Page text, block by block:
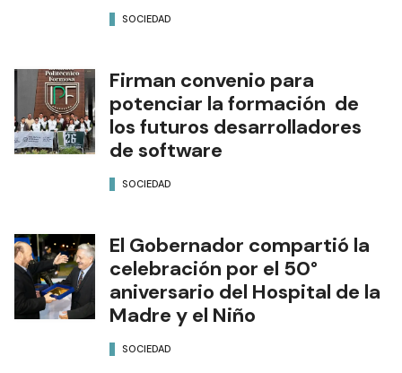
SOCIEDAD
Firman convenio para
potenciar la formación de
los futuros desarrolladores
de software
SOCIEDAD
El Gobernador compartió la
celebración por el 50°
aniversario del Hospital de la
Madre y el Niño
SOCIEDAD